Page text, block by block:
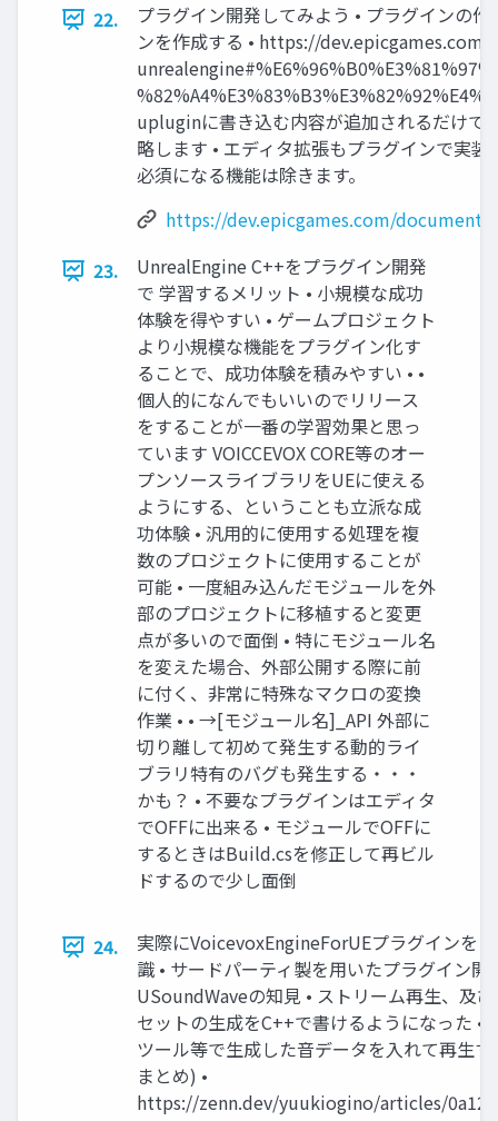
22.
プラグイン開発してみよう • プラグインの
ンを作成する • https://
upluginに書き込む内容が追加されるだけで
略します • エディタ拡張もプラグインで実
必須になる機能は除きます。
https://dev.epicgames.com/
23.
UnrealEngine C++をプラグイン開発
で 学習するメリット • 小規模な成功
体験を得やすい • ゲームプロジェクト
より小規模な機能をプラグイン化す
ることで、成功体験を積みやすい • •
個人的になんでもいいのでリリース
をすることが一番の学習効果と思っ
ています VOICCEVOX CORE等のオー
プンソースライブラリをUEに使える
ようにする、ということも立派な成
功体験 • 汎用的に使用する処理を複
数のプロジェクトに使用することが
可能 • 一度組み込んだモジュールを外
部のプロジェクトに移植すると変更
点が多いので面倒 • 特にモジュール名
を変えた場合、外部公開する際に前
に付く、非常に特殊なマクロの変換
作業 • • →[モジュール名]_API 外部に
切り離して初めて発生する動的ライ
ブラリ特有のバグも発生する・・・
かも？ • 不要なプラグインはエディタ
でOFFに出来る • モジュールでOFFに
するときはBuild.csを修正して再ビル
ドするので少し面倒
24.
実際にVoicevoxEngineForUEプラグインを
識 • サードパーティ製を用いたプラグイン開
USoundWaveの知見 • ストリーム再生、及
セットの生成をC++で書けるようになった •
ツール等で生成した音データを入れて再生
まとめ) •
https://zenn.dev/yuukiogino/articles/